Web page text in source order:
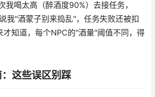
我喝太高（醉酒度90%）去接任务，
我"酒蒙子别来捣乱"，任务失败还被扣
才知道，每个NPC的"酒量"阈值不同，得
这些误区别踩